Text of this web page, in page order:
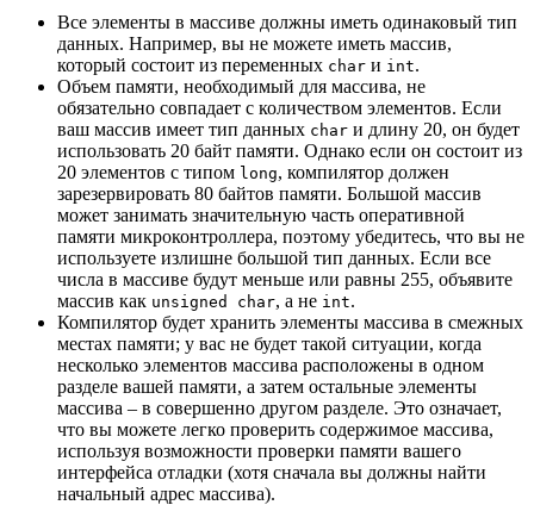
Все элементы в массиве должны иметь одинаковый тип
данных. Например, вы не можете иметь массив,
который состоит из переменных char и int.
Объем памяти, необходимый для массива, не
обязательно совпадает с количеством элементов. Если
ваш массив имеет тип данных char и длину 20, он будет
использовать 20 байт памяти. Однако если он состоит из
20 элементов с типом long, компилятор должен
зарезервировать 80 байтов памяти. Большой массив
может занимать значительную часть оперативной
памяти микроконтроллера, поэтому убедитесь, что вы не
используете излишне большой тип данных. Если все
числа в массиве будут меньше или равны 255, объявите
массив как unsigned char, а не int.
Компилятор будет хранить элементы массива в смежных
местах памяти; у вас не будет такой ситуации, когда
несколько элементов массива расположены в одном
разделе вашей памяти, а затем остальные элементы
массива – в совершенно другом разделе. Это означает,
что вы можете легко проверить содержимое массива,
используя возможности проверки памяти вашего
интерфейса отладки (хотя сначала вы должны найти
начальный адрес массива).